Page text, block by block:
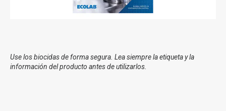
Use los biocidas de forma segura. Lea siempre la etiqueta y la
información del producto antes de utilizarlos.